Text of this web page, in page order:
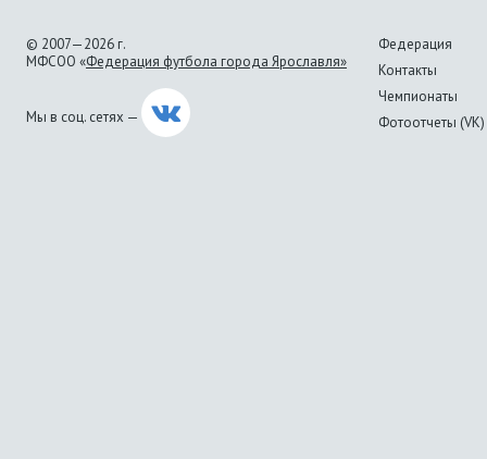
© 2007—2026 г.
МФСОО «Федерация футбола города Ярославля»
Мы в соц. сетях —
Федерация
Контакты
Чемпионаты
Фотоотчеты (VK)